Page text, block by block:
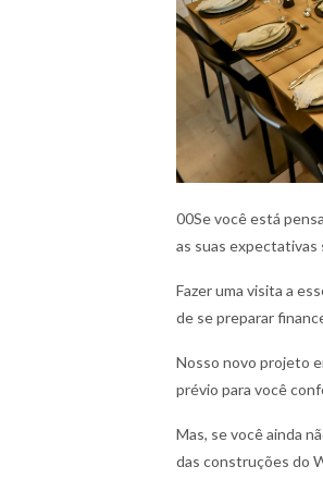
00Se você está
as suas expectativas
Fazer uma visita a
de se preparar
Nosso novo projeto
prévio para você
Mas, se você ainda
das construções do